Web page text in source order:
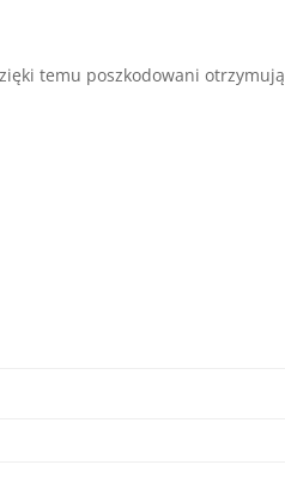
temu poszkodowani otrzymują